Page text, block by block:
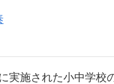
実施された小中学校